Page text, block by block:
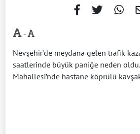
-
Nevşehir’de meydana gelen trafik
saatlerinde büyük paniğe neden
Mahallesi’nde hastane köprülü